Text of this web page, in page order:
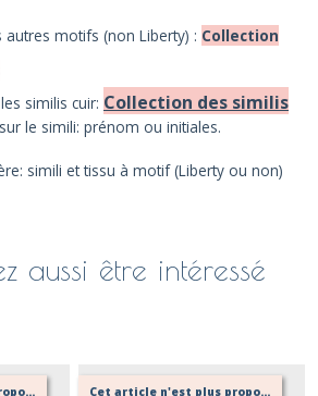
motifs (non Liberty) : Collection
similis cuir: Collection des similis
le simili: prénom ou initiales.
simili et tissu à motif (Liberty ou non)
aussi être intéressé
Cet article n'est plus proposé, retournez au menu principal ou contactez moi! Cet article n'est plus proposé, retournez au menu principal ou contactez moi!